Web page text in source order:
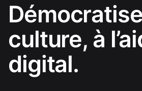
culture, à
digital.